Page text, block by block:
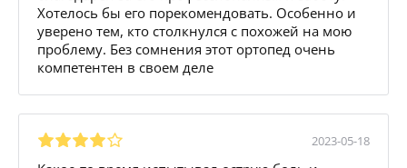
Хотелось бы его порекомендовать. Особенно и
уверено тем, кто столкнулся с похожей на мою
проблему. Без сомнения этот ортопед очень
компетентен в своем деле
2023-05-18